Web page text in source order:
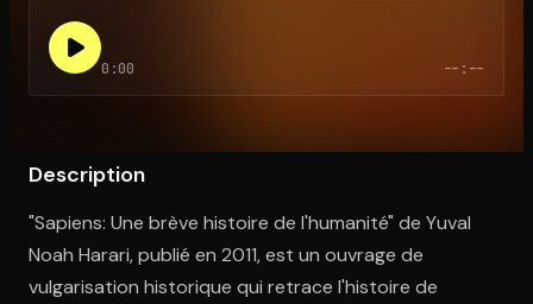
Ouvre l'app Appareil photo, pointe sur le code. C'est gratuit à
0:00 --:--
Description
"Sapiens: Une brève histoire de l'humanité" de Yuval
Noah Harari, publié en 2011, est un ouvrage de
vulgarisation historique qui retrace l'histoire de